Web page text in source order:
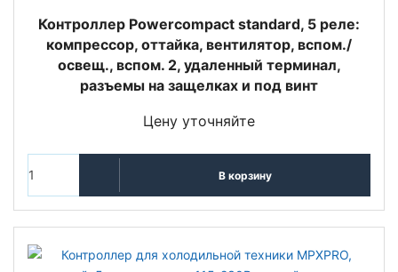
Контроллер Powercompact standard, 5 реле:
компрессор, оттайка, вентилятор, вспом./
освещ., вспом. 2, удаленный терминал,
разъемы на защелках и под винт
Цену уточняйте
В корзину